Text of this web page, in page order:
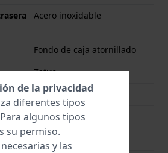
Acero inoxidable
Fondo de caja atornillado
Zafiro
Corona atornillada
Cerámica
de la privacidad
diferentes tipos
algunos tipos
su permiso.
y las